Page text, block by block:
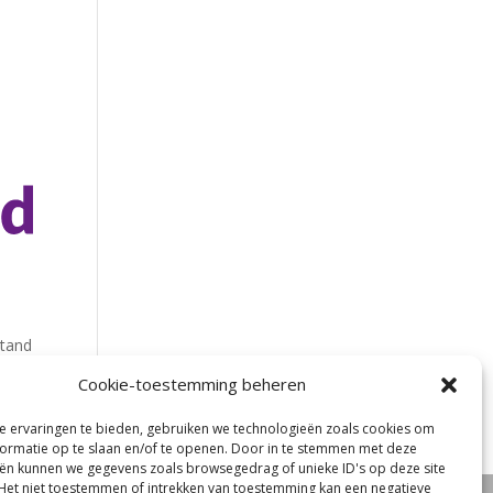
Cookie-toestemming beheren
ervaringen te bieden, gebruiken we technologieën zoals cookies om
op te slaan en/of te openen. Door in te stemmen met deze
kunnen we gegevens zoals browsegedrag of unieke ID's op deze site
niet toestemmen of intrekken van toestemming kan een negatieve